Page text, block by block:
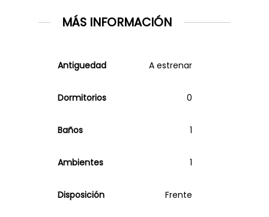
MÁS INFORMACIÓN
Antiguedad A estrenar
Dormitorios 0
Baños 1
Ambientes 1
Disposición Frente